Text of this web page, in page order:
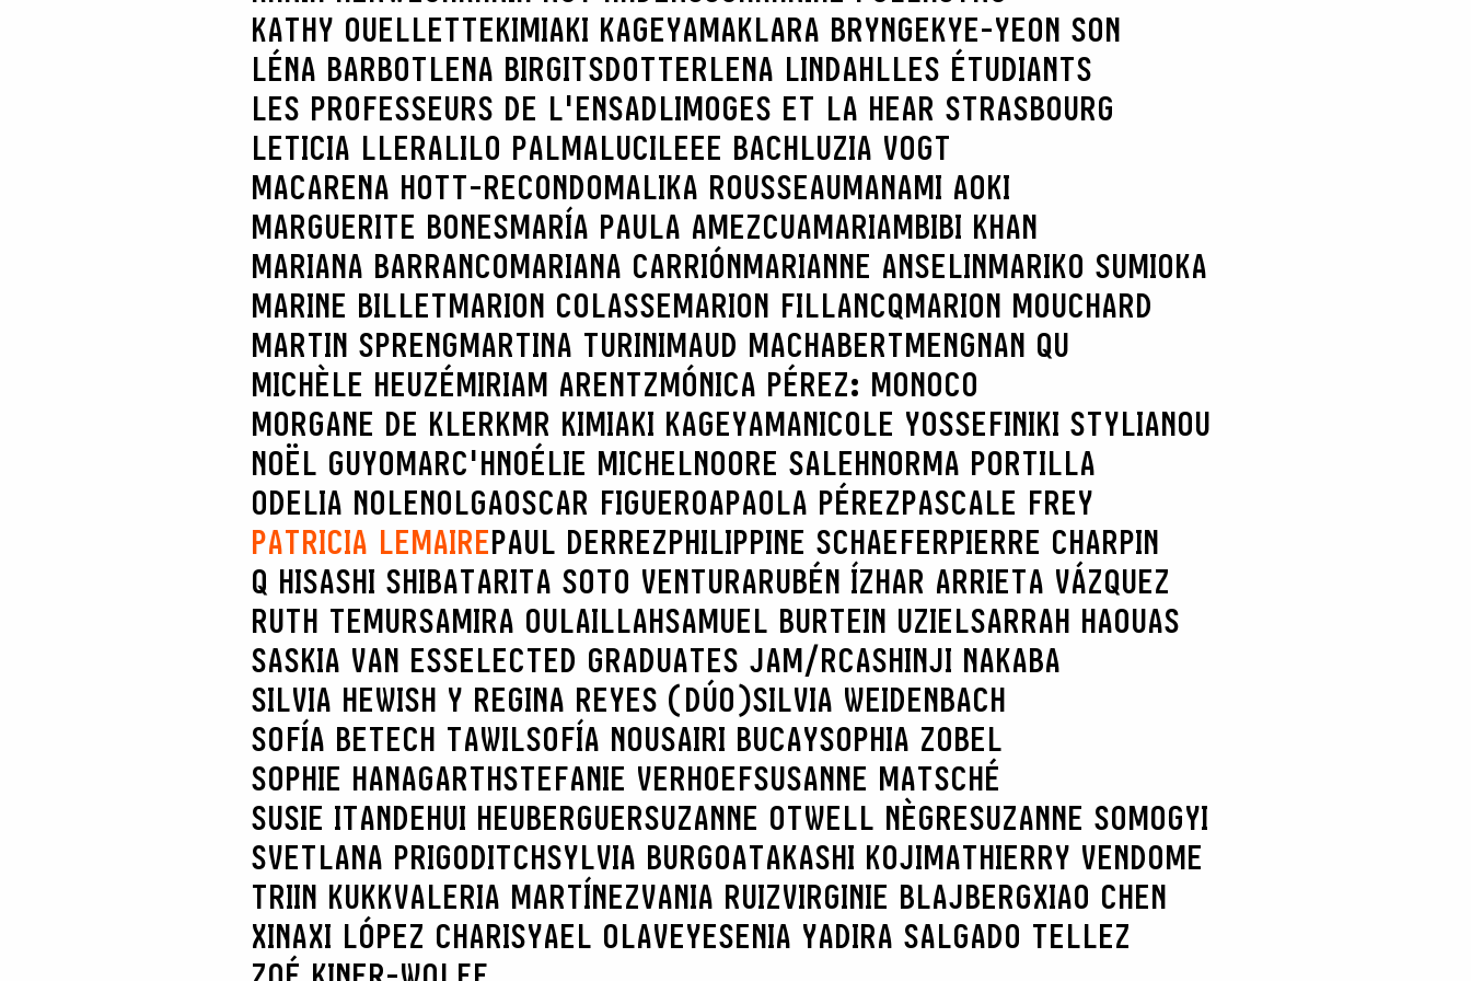
KATHY OUELLETTEKIMIAKI KAGEYAMAKLARA BRYNGEKYE-YEON SON
LÉNA BARBOTLENA BIRGITSDOTTERLENA LINDAHLLES ÉTUDIANTS
LES PROFESSEURS DE L'ENSADLIMOGES ET LA HEAR STRASBOURG
LETICIA LLERALILO PALMALUCILEEE BACHLUZIA VOGT
MACARENA HOTT-RECONDOMALIKA ROUSSEAUMANAMI AOKI
MARGUERITE BONESMARÍA PAULA AMEZCUAMARIAMBIBI KHAN
MARIANA BARRANCOMARIANA CARRIÓNMARIANNE ANSELINMARIKO SUMIOKA
MARINE BILLETMARION COLASSEMARION FILLANCQMARION MOUCHARD
MARTIN SPRENGMARTINA TURINIMAUD MACHABERTMENGNAN QU
MICHÈLE HEUZÉMIRIAM ARENTZMÓNICA PÉREZ: MONOCO
MORGANE DE KLERKMR KIMIAKI KAGEYAMANICOLE YOSSEFINIKI STYLIANOU
NOËL GUYOMARC'HNOÉLIE MICHELNOORE SALEHNORMA PORTILLA
ODELIA NOLENOLGAOSCAR FIGUEROAPAOLA PÉREZPASCALE FREY
PATRICIA LEMAIREPAUL DERREZPHILIPPINE SCHAEFERPIERRE CHARPIN
Q HISASHI SHIBATARITA SOTO VENTURARUBÉN ÍZHAR ARRIETA VÁZQUEZ
RUTH TEMURSAMIRA OULAILLAHSAMUEL BURTEIN UZIELSARRAH HAOUAS
SASKIA VAN ESSELECTED GRADUATES JAM/RCASHINJI NAKABA
SILVIA HEWISH Y REGINA REYES (DÚO)SILVIA WEIDENBACH
SOFÍA BETECH TAWILSOFÍA NOUSAIRI BUCAYSOPHIA ZOBEL
SOPHIE HANAGARTHSTEFANIE VERHOEFSUSANNE MATSCHÉ
SUSIE ITANDEHUI HEUBERGUERSUZANNE OTWELL NÈGRESUZANNE SOMOGYI
SVETLANA PRIGODITCHSYLVIA BURGOATAKASHI KOJIMATHIERRY VENDOME
TRIIN KUKKVALERIA MARTÍNEZVANIA RUIZVIRGINIE BLAJBERGXIAO CHEN
XINAXI LÓPEZ CHARISYAEL OLAVEYESENIA YADIRA SALGADO TELLEZ